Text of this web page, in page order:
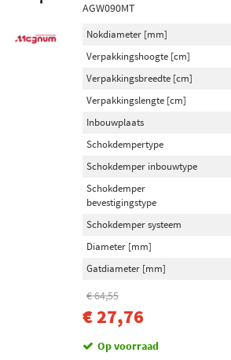
AGW090MT
Nokdiameter [mm]
Verpakkingshoogte [cm]
Verpakkingsbreedte [cm]
Verpakkingslengte [cm]
Inbouwplaats
Schokdempertype
Schokdemper inbouwtype
Schokdemper
bevestigingstype
Schokdemper systeem
Diameter [mm]
Gatdiameter [mm]
€ 64,55
€ 27,76
Op voorraad